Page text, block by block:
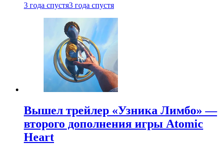
3 года спустя3 года спустя
Вышел трейлер «Узника Лимбо» —
второго дополнения игры Atomic
Heart